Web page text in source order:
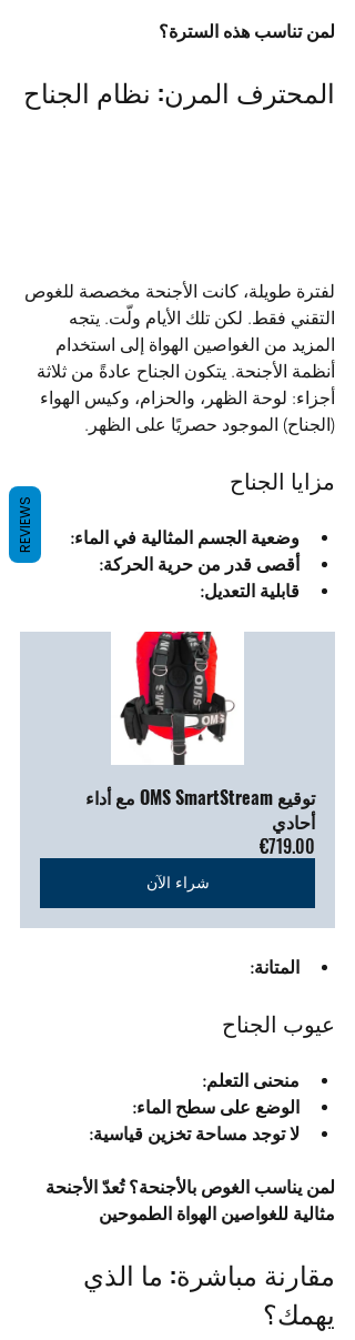
لمن تناسب هذه السترة؟
المحترف المرن: نظام الجناح
لفترة طويلة، كانت الأجنحة مخصصة للغوص
التقني فقط. لكن تلك الأيام ولّت. يتجه
المزيد من الغواصين الهواة إلى استخدام
أنظمة الأجنحة. يتكون الجناح عادةً من ثلاثة
أجزاء: لوحة الظهر، والحزام، وكيس الهواء
(الجناح) الموجود حصريًا على الظهر.
مزايا الجناح
وضعية الجسم المثالية في الماء:
أقصى قدر من حرية الحركة:
قابلية التعديل:
توقيع OMS SmartStream مع أداء
أحادي
€719.00
شراء الآن
المتانة:
عيوب الجناح
منحنى التعلم:
الوضع على سطح الماء:
لا توجد مساحة تخزين قياسية:
لمن يناسب الغوص بالأجنحة؟ تُعدّ الأجنحة
مثالية للغواصين الهواة الطموحين
مقارنة مباشرة: ما الذي
يهمك؟
REVIEWS